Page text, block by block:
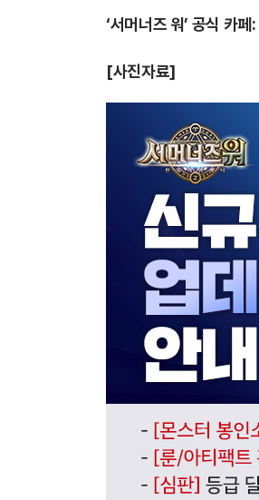
‘서머너즈 워’ 공식 카페:
[사진자료]